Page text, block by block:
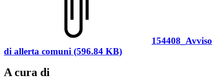
154408_Avviso
di allerta comuni (596.84 KB)
A cura di